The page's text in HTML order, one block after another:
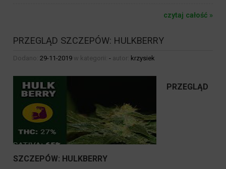
czytaj całość »
PRZEGLĄD SZCZEPÓW: HULKBERRY
Dodano: 29-11-2019 w kategorii: - autor: krzysiek
PRZEGLĄD
SZCZEPÓW: HULKBERRY